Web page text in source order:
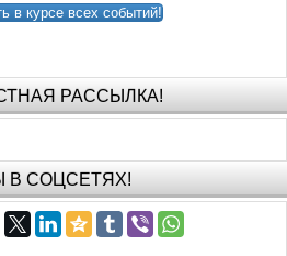
в курсе всех событий!
РАССЫЛКА!
В СОЦСЕТЯХ!